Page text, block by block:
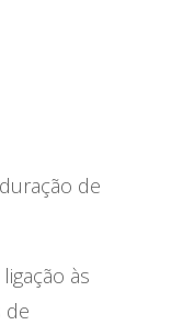
de
às
de